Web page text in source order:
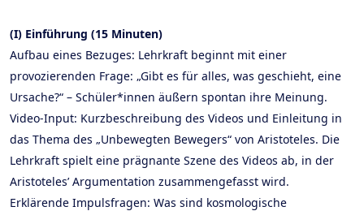
(I) Einführung (15 Minuten)
Aufbau eines Bezuges: Lehrkraft beginnt mit einer
provozierenden Frage: „Gibt es für alles, was geschieht, eine
Ursache?“ – Schüler*innen äußern spontan ihre Meinung.
Video-Input: Kurzbeschreibung des Videos und Einleitung in
das Thema des „Unbewegten Bewegers“ von Aristoteles. Die
Lehrkraft spielt eine prägnante Szene des Videos ab, in der
Aristoteles’ Argumentation zusammengefasst wird.
Erklärende Impulsfragen: Was sind kosmologische